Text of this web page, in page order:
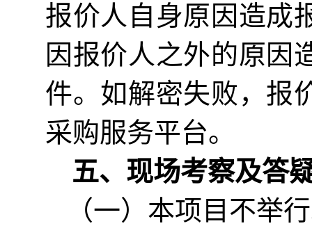
报价人自身原因造成
因报价人之外的原因
件。如解密失败， 报
采购服务平台。
五、 现场考察及答
（一）本项目不举